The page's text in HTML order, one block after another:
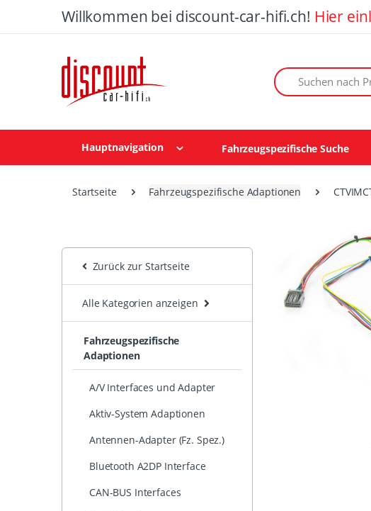
Willkommen bei discount-car-hifi.ch! Hier
Suchen nach
Hauptnavigation Fahrzeugspezifische Suche
Startseite Fahrzeugspezifische Adaptionen
Zurück zur Startseite
Alle Kategorien anzeigen
Fahrzeugspezifische
Adaptionen
A/V Interfaces und Adapter
Aktiv-System Adaptionen
Antennen-Adapter (Fz. Spez.)
Bluetooth A2DP Interface
CAN-BUS Interfaces